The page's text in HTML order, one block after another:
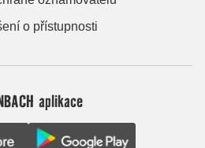
o přístupnosti
aplikace